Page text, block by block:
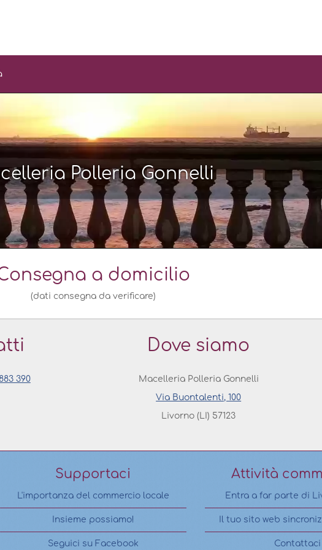
Polleria Gonnelli
a domicilio
(dati consegna da verificare)
390
Dove siamo
Macelleria Polleria Gonnelli
Via Buontalenti, 100
Livorno (LI) 57123
Supportaci
L'importanza del commercio locale
Insieme possiamo!
Seguici su Facebook
Attività
Entra a far parte di
Il tuo sito web
Contattaci